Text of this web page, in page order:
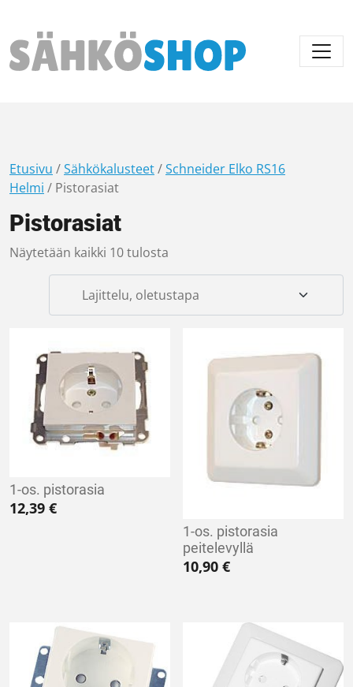
Päävalikko
Etusivu /Sähkökalusteet/Schneider Elko RS16
Helmi / Pistorasiat
Pistorasiat
Näytetään kaikki 10 tulosta
1-os. pistorasia
12,39 €
1-os. pistorasia
peitelevyllä
10,90€